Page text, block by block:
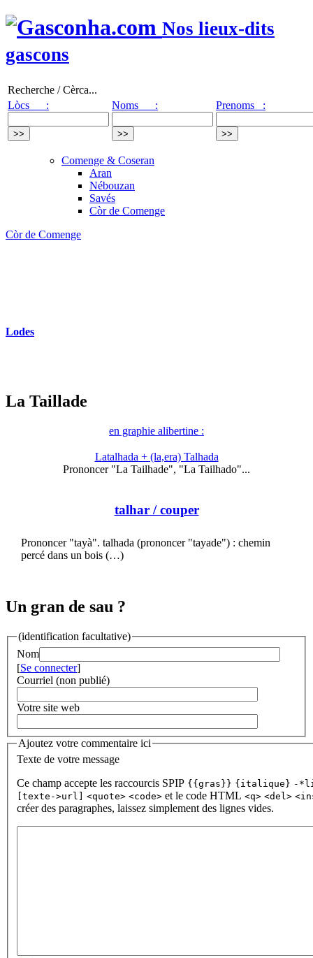
Nos lieux-dits
gascons
Recherche / Cèrca...
Lòcs :
Noms : Prenoms :
Comenge & Coseran
Aran
Nébouzan
Savés
Còr de Comenge
Còr de Comenge
Lodes
La Taillade
en graphie alibertine :
Latalhada + (la,era) Talhada
Prononcer "La Tailhade", "La Tailhado"...
talhar/ couper
Prononcer "tayà". talhada (prononcer "tayade") : chemin
percé dans un bois (…)
Un gran de sau ?
(identification facultative)
Nom
[Se connecter]
Courriel (non publié)
Votre site web
Ajoutez votre commentaire ici
Texte de votre message
Ce champ accepte les raccourcis SPIP {{gras}} {italique} -
[texte->url]
<quote> <code> et le code HTML <q> <del>
créer des paragraphes, laissez simplement des lignes vides.